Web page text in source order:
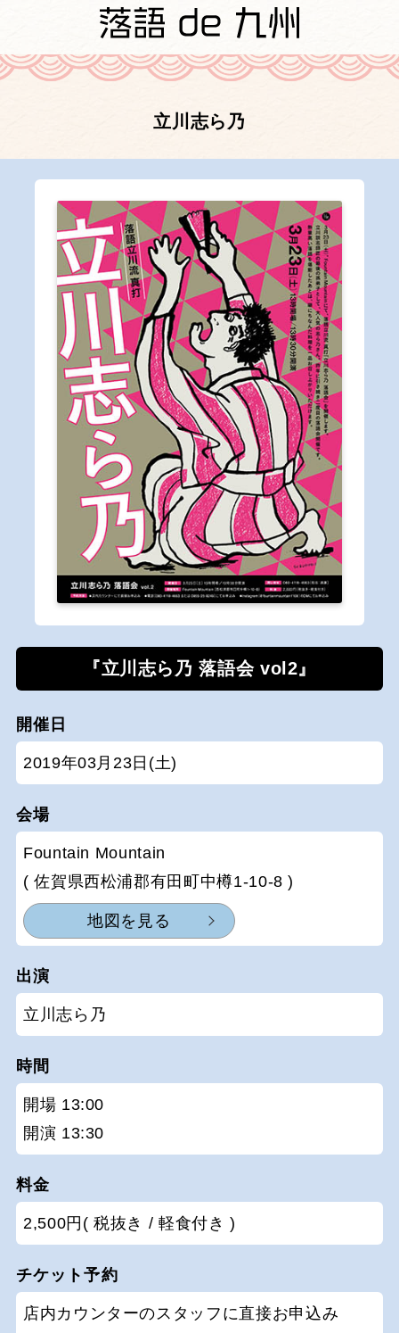
立川志ら乃
『立川志ら乃 落語会 vol2』
開催日
2019年03月23日(土)
会場
Fountain Mountain
( 佐賀県西松浦郡有田町中樽1-10-8 )
地図を見る
出演
立川志ら乃
時間
開場 13:00
開演 13:30
料金
2,500円( 税抜き / 軽食付き )
チケット予約
店内カウンターのスタッフに直接お申込み